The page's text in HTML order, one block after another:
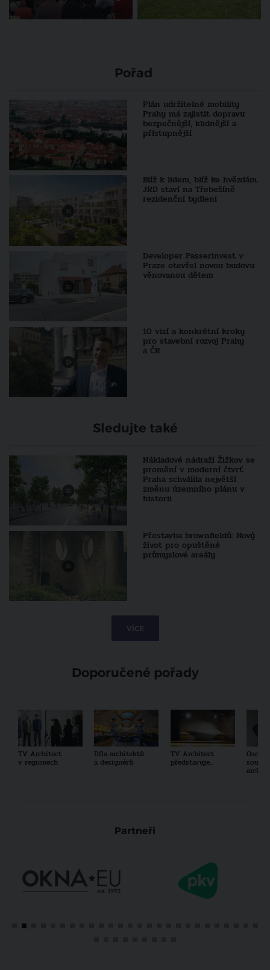
Pořad
Plán udržitelné mobility
Prahy má zajistit dopravu
bezpečnější, klidnější a
přístupnější
Blíž k lidem, blíž ke hvězdám.
JRD staví na Třebešíně
rezidenční bydlení
Developer Passerinvest v
Praze otevřel novou budovu
věnovanou dětem
10 vizí a konkrétní kroky
pro stavební rozvoj Prahy
a ČR
Sledujte také
Nákladové nádraží Žižkov se
promění v moderní čtvrť.
Praha schválila největší
změnu územního plánu v
historii
Přestavba brownfieldů: Nový
život pro opuštěné
průmyslové areály
VÍCE
Doporučené pořady
TV Architect
v regionech
Díla architektů
a designérů
TV Architect
představuje...
Partneři